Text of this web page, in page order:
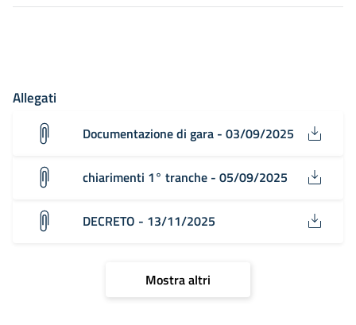
Allegati
Documentazione di gara - 03/09/2025
chiarimenti 1° tranche - 05/09/2025
DECRETO - 13/11/2025
Mostra altri